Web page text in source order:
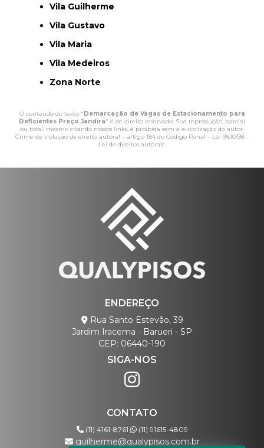
Vila Guilherme
Vila Gustavo
Vila Maria
Vila Medeiros
Zona Norte
O conteúdo do texto "Demarcação de Vagas de Estacionamento para
Deficientes Preço Jandira" é de direito reservado. Sua reprodução, parcial
ou total, mesmo citando nossos links, é proibida sem a autorização do autor.
Crime de violação de direito autoral – artigo 184 do Código Penal – Lei 9610/98 -
Lei de direitos autorais.
ENDEREÇO
Rua Santo Estevão, 39
Jardim Iracema - Barueri - SP
CEP: 06440-190
SIGA-NOS
CONTATO
(11) 4161-8761 (11) 91615-4809
guilherme@qualypisos.com.br